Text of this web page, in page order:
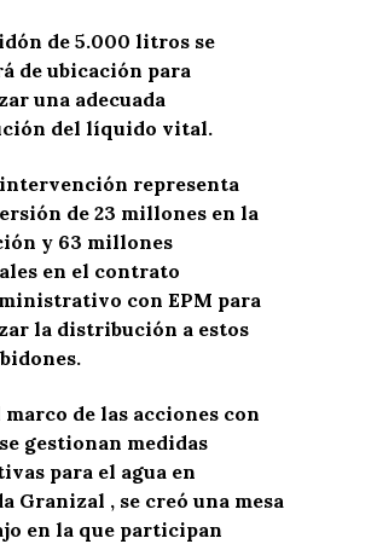
de 5.000 litros se
de ubicación para
una adecuada
del líquido vital.
representa
de 23 millones en la
y 63 millones
en el contrato
con EPM para
la distribución a estos
de las acciones con
gestionan medidas
para el agua en
Granizal , se creó una mesa
en la que participan